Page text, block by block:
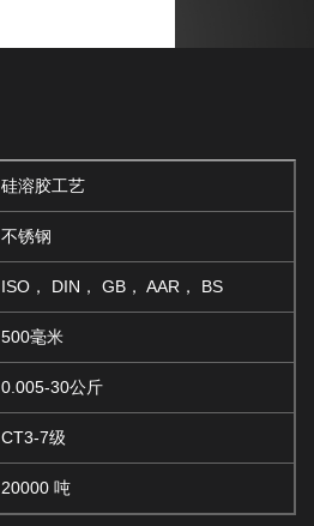
硅溶胶工艺
不锈钢
ISO， DIN， GB， AAR， BS
500毫米
0.005-30公斤
CT3-7级
20000 吨